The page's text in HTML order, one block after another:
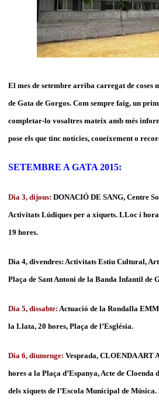
El mes de setembre arriba carregat de coses
de Gata de Gorgos. Com sempre faig, un
completar-lo vosaltres mateix amb més
pose els que tinc notícies, coneixement o
SETEMBRE A GATA 2015:
Dia 3, dijous: DONACIÓ DE SANG, Centre
Activitats Lúdiques per a xiquets. LLoc i
19 hores.
Dia 4, divendres: Activitats Estiu Cultural,
Plaça de Sant Antoni de la Banda Infantil de
Dia 5, dissabte: Actuació de la Rondalla
la Llata, 20 hores, Plaça de l’Església.
Dia 6, diumenge: Vesprada, CLOENDA ART
hores a la Plaça d’Espanya, Acte de Cloenda
dels xiquets de l’Escola Municipal de